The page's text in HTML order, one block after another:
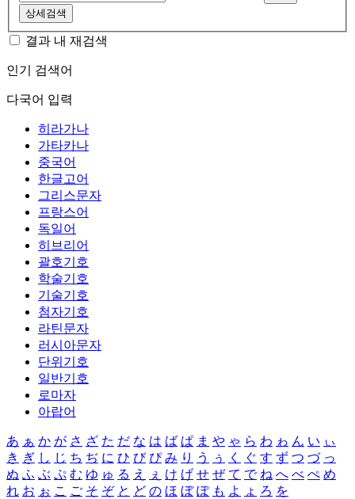
상세검색
결과 내 재검색
인기 검색어
다국어 입력
히라가나
가타카나
중국어
한글고어
그리스문자
프랑스어
독일어
히브리어
괄호기호
학술기호
기술기호
첨자기호
라틴문자
러시아문자
단위기호
일반기호
로마자
아랍어
あ ぁ か が さ ざ た だ な は ば ぱ ま や ゃ ら わ ゎ ん い ぃ
き ぎ し じ ち ぢ に ひ び ぴ み り う ぅ く ぐ す ず つ づ っ
ぬ ふ ぶ ぷ む ゆ ゅ る え ぇ け げ せ ぜ て で ね へ べ ぺ め
れ お ぉ こ ご そ ぞ と ど の ほ ぼ ぽ も よ ょ ろ を